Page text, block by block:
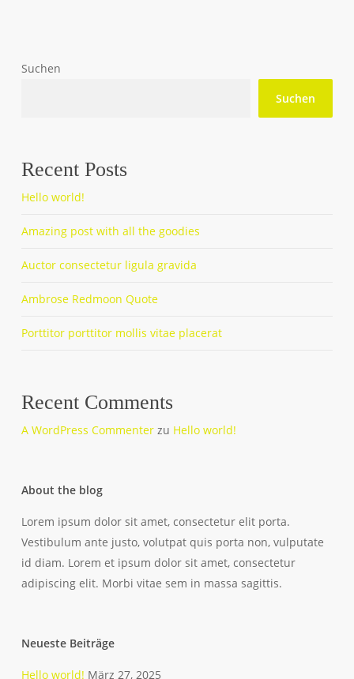
Suchen
Suchen
Recent Posts
Hello world!
Amazing post with all the goodies
Auctor consectetur ligula gravida
Ambrose Redmoon Quote
Porttitor porttitor mollis vitae placerat
Recent Comments
A WordPress Commenterzu Hello world!
About the blog
Lorem ipsum dolor sit amet, consectetur elit porta.
Vestibulum ante justo, volutpat quis porta non, vulputate
id diam. Lorem et ipsum dolor sit amet, consectetur
adipiscing elit. Morbi vitae sem in massa sagittis.
Neueste Beiträge
Hello world! März 27, 2025